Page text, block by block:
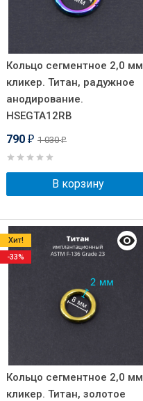
Кольцо сегментное 2,0 мм
кликер. Титан, радужное
анодирование.
HSEGTA12RB
790 ₽ 1 030₽
В корзину
Кольцо сегментное 2,0 мм
кликер. Титан, золотое
Хит!
-33%